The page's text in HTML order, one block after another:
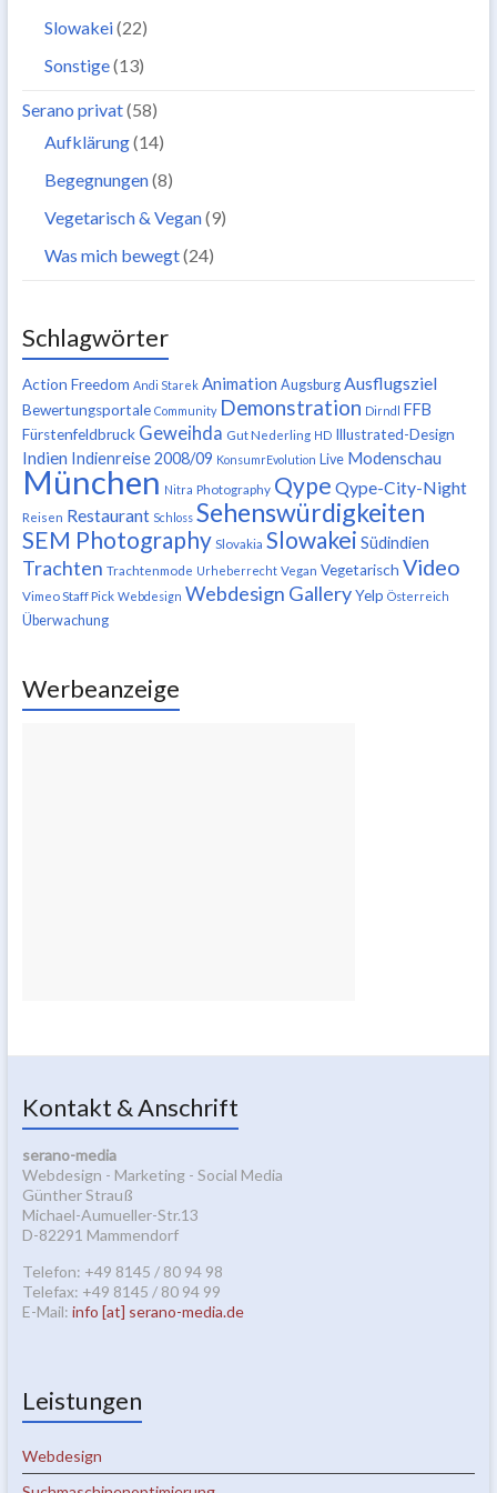
Slowakei(22)
Sonstige(13)
Serano privat(58)
Aufklärung(14)
Begegnungen(8)
Vegetarisch & Vegan(9)
Was mich bewegt(24)
Schlagwörter
Action Freedom Andi Starek Animation Augsburg Ausflugsziel
Bewertungsportale Community Demonstration Dirndl FFB
Fürstenfeldbruck Geweihda Gut Nederling HD Illustrated-Design
Indien Indienreise 2008/09 KonsumrEvolution Live Modenschau
München Nitra Photography Qype Qype-City-Night
Reisen Restaurant Schloss Sehenswürdigkeiten
SEM Photography Slovakia Slowakei Südindien
Trachten Trachtenmode Urheberrecht Vegan Vegetarisch Video
Vimeo Staff Pick Webdesign Webdesign Gallery Yelp Österreich
Überwachung
Werbeanzeige
Kontakt & Anschrift
serano-media
Webdesign - Marketing - Social Media
Günther Strauß
Michael-Aumueller-Str.13
D-82291 Mammendorf
Telefon: +49 8145 / 80 94 98
Telefax: +49 8145 / 80 94 99
E-Mail: info [at] serano-media.de
Leistungen
Webdesign